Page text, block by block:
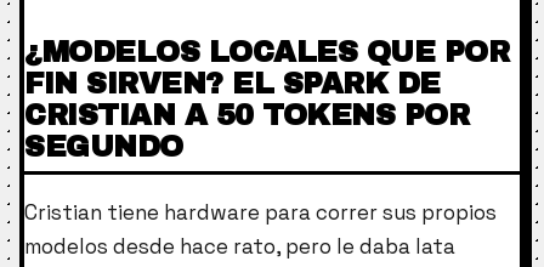
¿MODELOS LOCALES QUE POR
FIN SIRVEN? EL SPARK DE
CRISTIAN A 50 TOKENS POR
SEGUNDO
Cristian tiene hardware para correr sus propios
modelos desde hace rato, pero le daba lata